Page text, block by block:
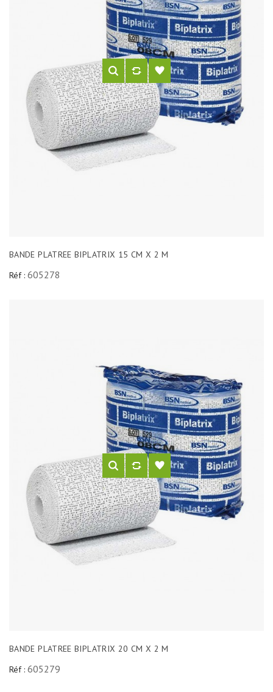
BANDE PLATREE BIPLATRIX 15 CM X 2 M
Réf : 605278
BANDE PLATREE BIPLATRIX 20 CM X 2 M
Réf : 605279